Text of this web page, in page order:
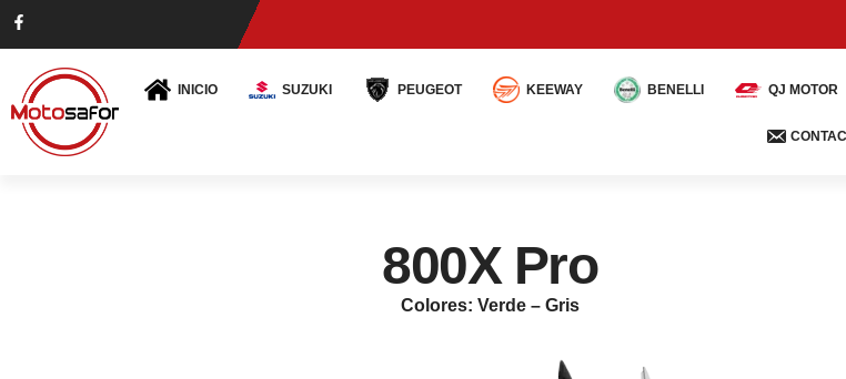
INICIO SUZUKI PEUGEOT KEEWAY BENELLI QJ MOTOR
800X Pro
Colores: Verde – Gris